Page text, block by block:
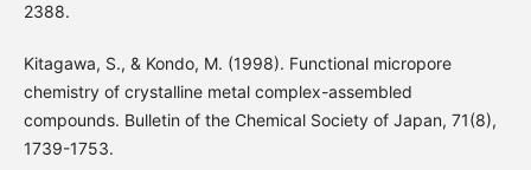
2388.
Kitagawa, S., & Kondo, M. (1998). Functional micropore
chemistry of crystalline metal complex-assembled
compounds. Bulletin of the Chemical Society of Japan, 71(8),
1739-1753.